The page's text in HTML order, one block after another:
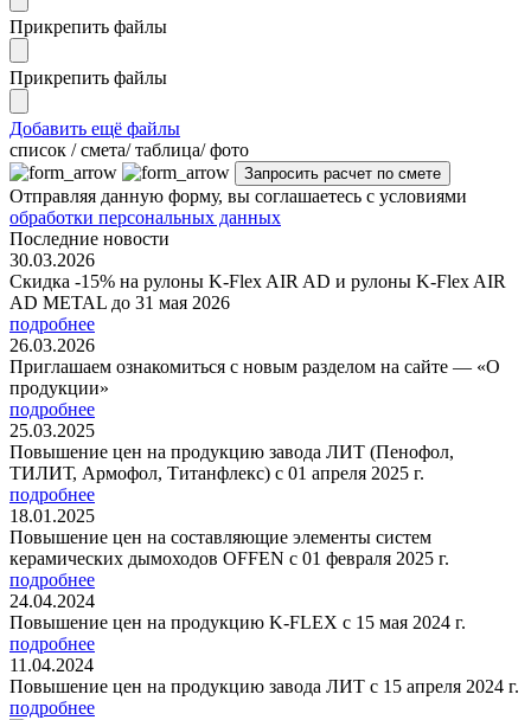
Прикрепить файлы
Прикрепить файлы
Добавить ещё файлы
cписок / смета/ таблица/ фото
Отправляя данную форму, вы соглашаетесь с условиями
обработки персональных данных
Последние новости
30.03.2026
Скидка -15% на рулоны K-Flex AIR AD и рулоны K-Flex AIR
AD METAL до 31 мая 2026
подробнее
26.03.2026
Приглашаем ознакомиться с новым разделом на сайте — «О
продукции»
подробнее
25.03.2025
Повышение цен на продукцию завода ЛИТ (Пенофол,
ТИЛИТ, Армофол, Титанфлекс) с 01 апреля 2025 г.
подробнее
18.01.2025
Повышение цен на составляющие элементы систем
керамических дымоходов OFFEN с 01 февраля 2025 г.
подробнее
24.04.2024
Повышение цен на продукцию K-FLEX с 15 мая 2024 г.
подробнее
11.04.2024
Повышение цен на продукцию завода ЛИТ с 15 апреля 2024 г.
подробнее